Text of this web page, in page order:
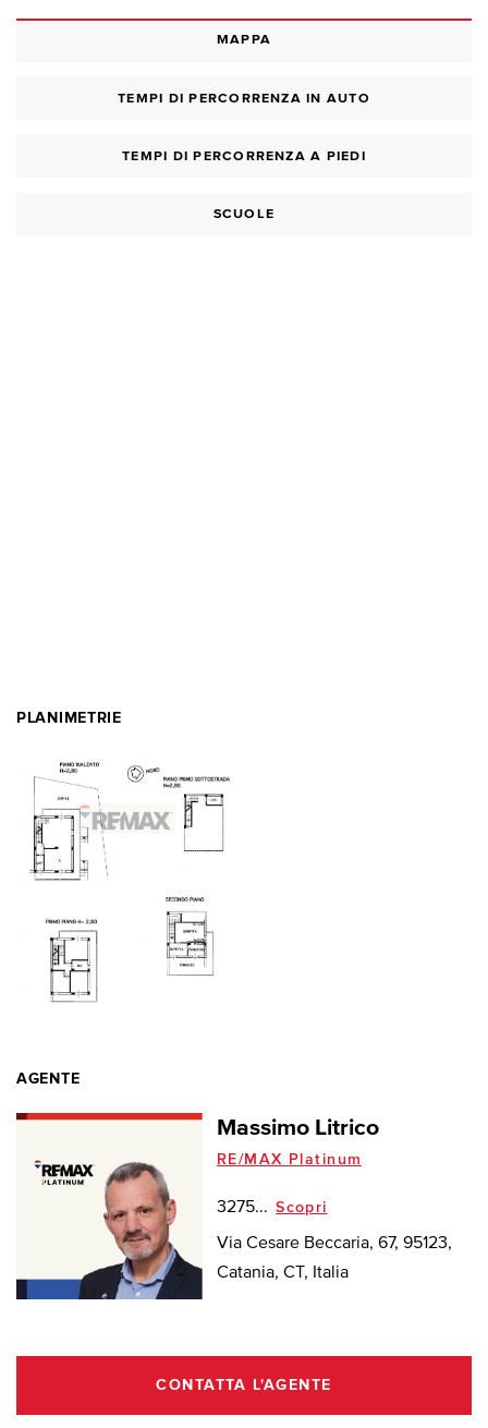
MAPPA
TEMPI DI PERCORRENZA IN AUTO
TEMPI DI PERCORRENZA A PIEDI
SCUOLE
PLANIMETRIE
AGENTE
Massimo Litrico
RE/MAX Platinum
3275... Scopri
Via Cesare Beccaria, 67, 95123,
Catania, CT, Italia
CONTATTA L'AGENTE